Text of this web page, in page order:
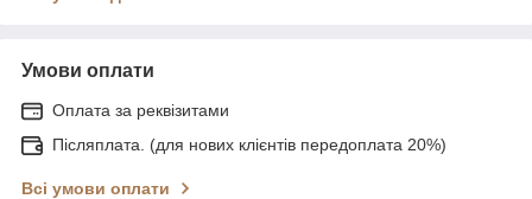
Умови оплати
Оплата за реквізитами
Післяплата. (для нових клієнтів передоплата 20%)
Всі умови оплати